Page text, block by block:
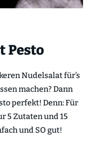
Pesto
Nudelsalat für’s
machen? Dann
perfekt! Denn: Für
5 Zutaten und 15
und SO gut!